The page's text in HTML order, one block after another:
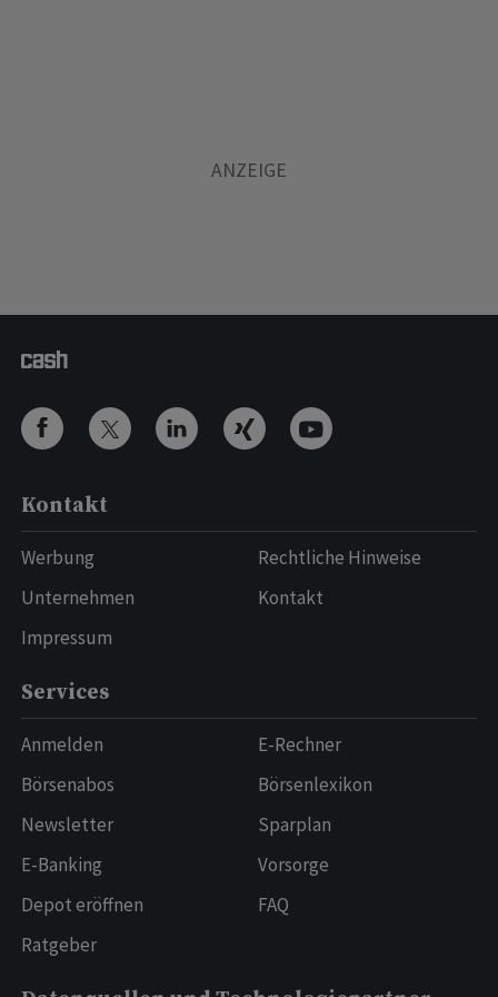
Kontakt
Werbung
Unternehmen
Impressum
Rechtliche Hinweise
Kontakt
Services
Anmelden
Börsenabos
Newsletter
E-Banking
Depot eröffnen
Ratgeber
E-Rechner
Börsenlexikon
Sparplan
Vorsorge
FAQ